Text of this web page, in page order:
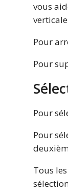
vous
Pour
Pour
Pour
Pour
Tous